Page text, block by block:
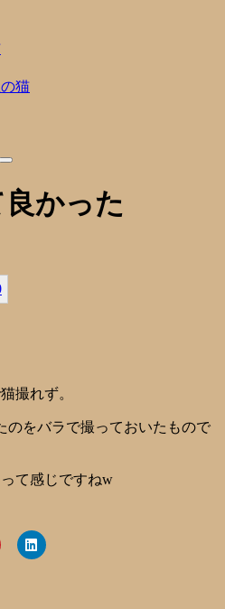
猫
かった
撮れず。
のをバラで撮っておいたもので
て感じですねw